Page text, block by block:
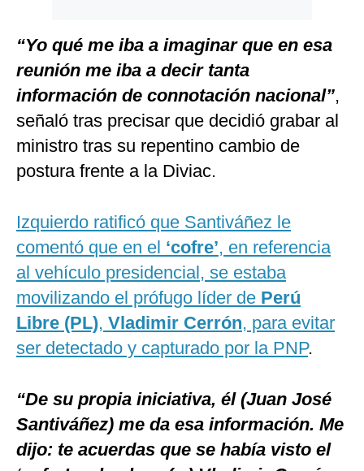
“Yo qué me iba a imaginar que en esa
reunión me iba a decir tanta
información de connotación nacional”,
señaló tras precisar que decidió grabar al
ministro tras su repentino cambio de
postura frente a la Diviac.
Izquierdo ratificó que Santiváñez le
comentó que en el ‘cofre’, en referencia
al vehículo presidencial, se estaba
movilizando el prófugo líder de Perú
Libre (PL), Vladimir Cerrón, para evitar
ser detectado y capturado por la PNP.
“De su propia iniciativa, él (Juan José
Santiváñez) me da esa información. Me
dijo: te acuerdas que se había visto el